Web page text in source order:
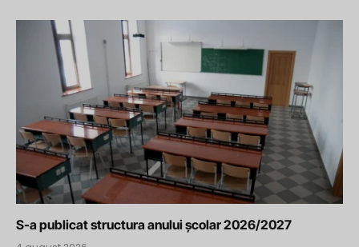
S-a publicat structura anului școlar 2026/2027